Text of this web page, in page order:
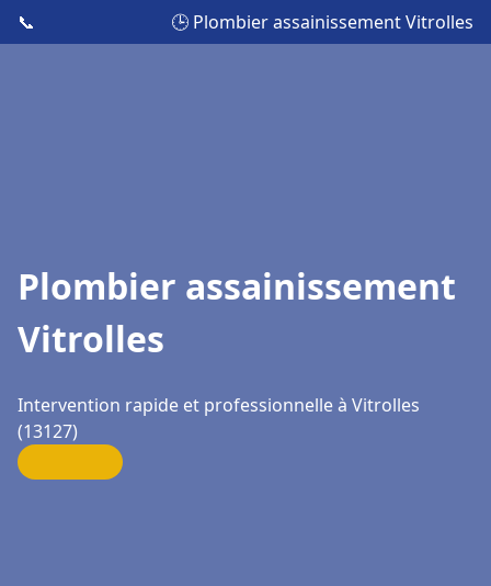
📞 🕒 Plombier assainissement Vitrolles
Plombier assainissement
Vitrolles
Intervention rapide et professionnelle à Vitrolles
(13127)